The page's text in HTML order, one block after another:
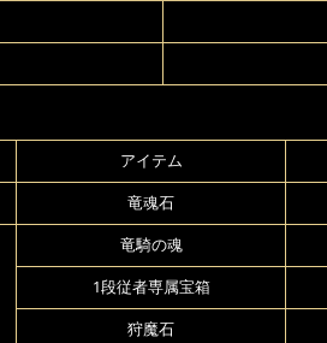
アイテム
竜魂石
竜騎の魂
1段従者専属宝箱
狩魔石